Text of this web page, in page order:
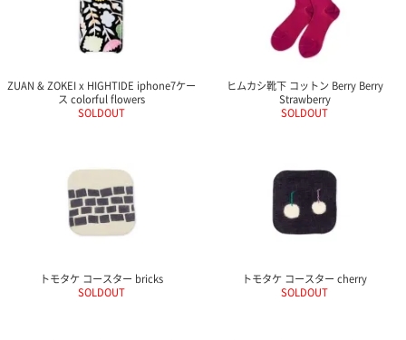
ZUAN & ZOKEI x HIGHTIDE iphone7ケー
ス colorful flowers
SOLDOUT
ヒムカシ靴下 コットン Berry Berry
Strawberry
SOLDOUT
トモタケ コースター bricks
SOLDOUT
トモタケ コースター cherry
SOLDOUT